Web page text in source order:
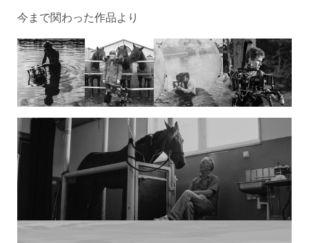
今まで関わった作品より